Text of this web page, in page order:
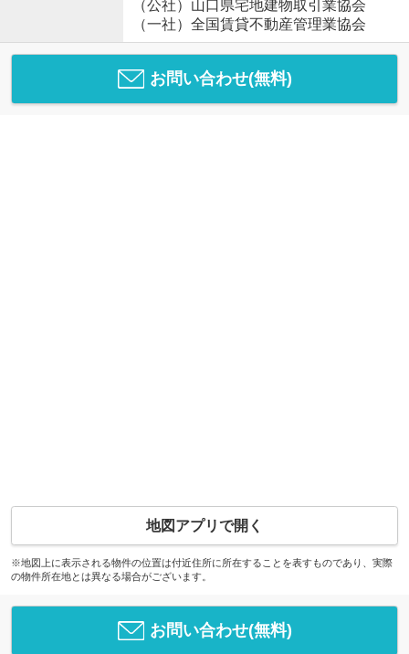
（公社）山口県宅地建物取引業協会
（一社）全国賃貸不動産管理業協会
お問い合わせ(無料)
地図アプリで開く
※地図上に表示される物件の位置は付近住所に所在することを表すものであり、実際
の物件所在地とは異なる場合がございます。
お問い合わせ(無料)